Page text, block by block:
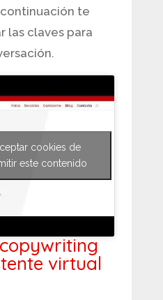
te
las claves para
cookies de
este contenido
virtual